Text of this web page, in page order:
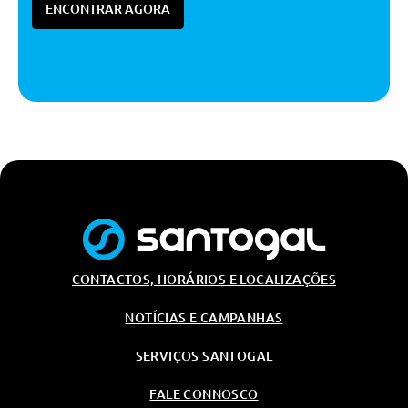
Regulaçao Manual Para Os
Bancos Dianteiros Desportivos
Regulaçao Manual Para Os
Bancos Dianteiros
Tomada De Carregamento Atrás
Frisos De Aluminio Nas Soleiras
ENCONTRAR AGORA
CONTACTOS, HORÁRIOS E LOCALIZAÇÕES
NOTÍCIAS E CAMPANHAS
SERVIÇOS SANTOGAL
FALE CONNOSCO